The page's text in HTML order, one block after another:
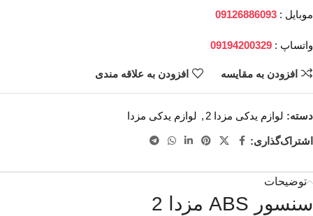
موبایل : 09126886093
واتساپ : 09194200329
افزودن به مقایسه افزودن به علاقه مندی
دسته: لوازم یدکی مزدا 2 , لوازم یدکی مزدا
اشتراک‌گذاری:
توضیحات
سنسور ABS مزدا 2